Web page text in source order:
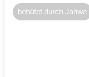
behütet durch Jahwe